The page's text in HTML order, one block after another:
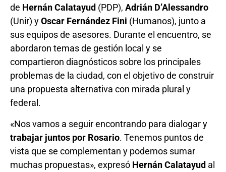
de Hernán Calatayud (PDP), Adrián D’Alessandro
(Unir) yOscar Fernández Fini (Humanos), junto a
sus equipos de asesores. Durante el encuentro, se
abordaron temas de gestión local y se
compartieron diagnósticos sobre los principales
problemas de la ciudad, con el objetivo de construir
una propuesta alternativa con mirada plural y
federal.
«Nos vamos a seguir encontrando para dialogar y
trabajar juntos por Rosario. Tenemos puntos de
vista que se complementan y podemos sumar
muchas propuestas», expresó Hernán Calatayud al